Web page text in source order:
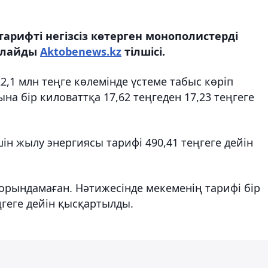
негізсіз көтерген монополистерді
Aktobenews.kz тілшісі.
млн теңге көлемінде үстеме табыс көріп
бір киловаттқа 17,62 теңгеден 17,23 теңгеге
жылу энергиясы тарифі 490,41 теңгеге дейін
Нәтижесінде мекеменің тарифі бір
дейін қысқартылды.